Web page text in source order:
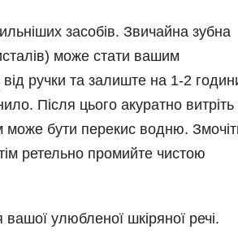
засобів. Звичайна зубна
може стати вашим
ручки та залиште на 1-2
Після цього акуратно витріть
може бути перекис водню.
ретельно промийте чистою
улюбленої шкіряної речі.